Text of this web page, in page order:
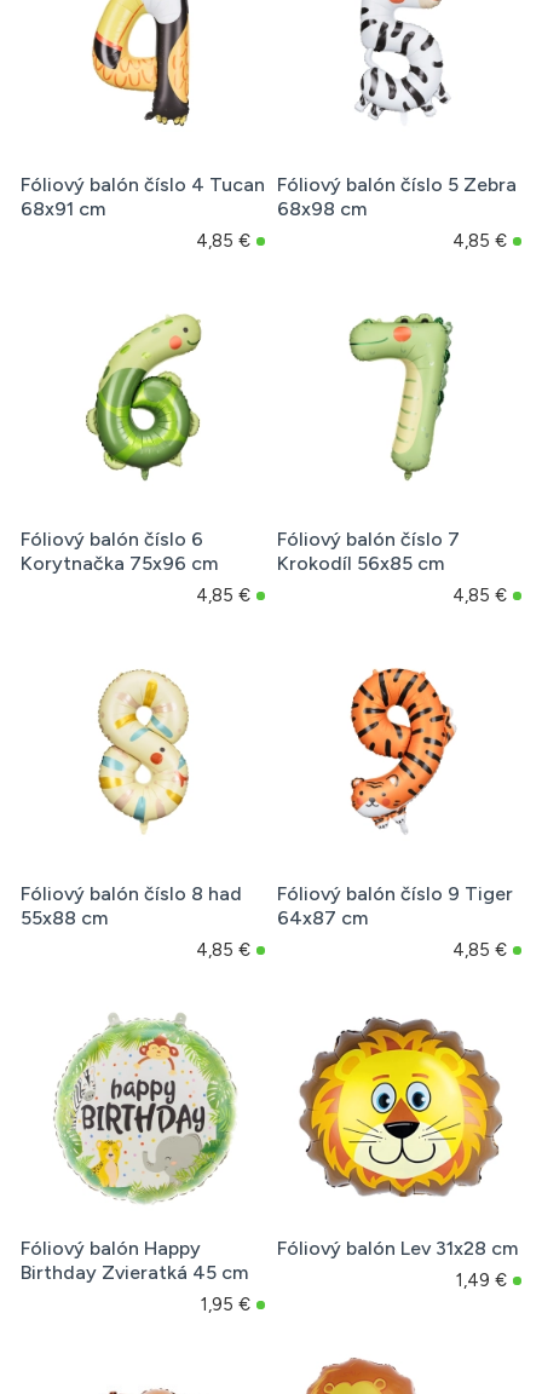
Fóliový balón číslo 4 Tucan
68x91 cm
4,85 €
Fóliový balón číslo 5 Zebra
68x98 cm
4,85 €
Fóliový balón číslo 6
Korytnačka 75x96 cm
4,85 €
Fóliový balón číslo 7
Krokodíl 56x85 cm
4,85 €
Fóliový balón číslo 8 had
55x88 cm
4,85 €
Fóliový balón číslo 9 Tiger
64x87 cm
4,85 €
Fóliový balón Happy
Birthday Zvieratká 45 cm
1,95 €
Fóliový balón Lev 31x28 cm
1,49 €